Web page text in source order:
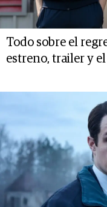
Todo sobre el
estreno, trailer y